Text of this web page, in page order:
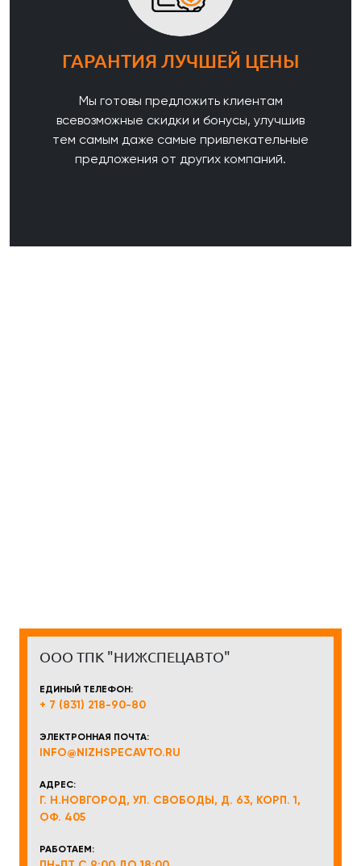
ГАРАНТИЯ ЛУЧШЕЙ ЦЕНЫ
Мы готовы предложить клиентам
всевозможные скидки и бонусы, улучшив
тем самым даже самые привлекательные
предложения от других компаний.
ООО ТПК "НИЖСПЕЦАВТО"
ЕДИНЫЙ ТЕЛЕФОН:
+ 7 (831) 218-90-80
ЭЛЕКТРОННАЯ ПОЧТА:
INFO@NIZHSPECAVTO.RU
АДРЕС:
Г. Н.НОВГОРОД, УЛ. СВОБОДЫ, Д. 63, КОРП. 1,
ОФ. 405
РАБОТАЕМ: